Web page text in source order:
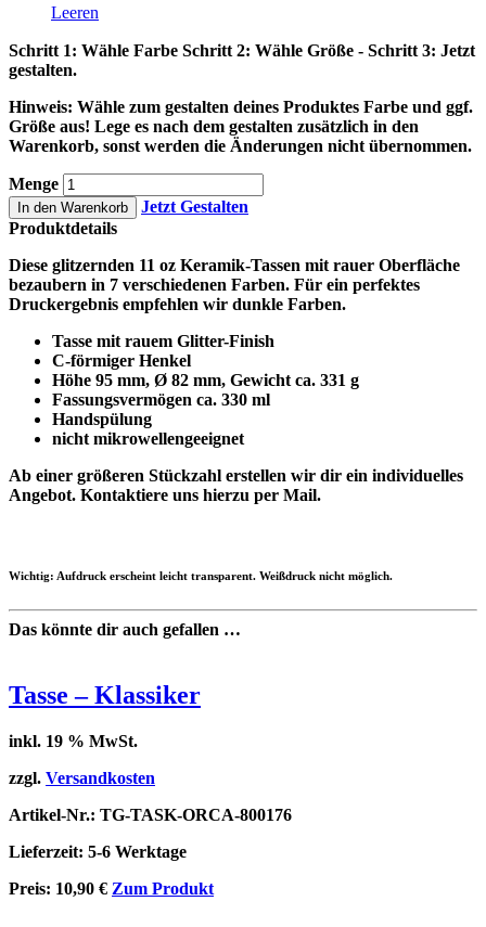
Leeren
Schritt 1: Wähle Farbe Schritt 2: Wähle Größe - Schritt 3: Jetzt
gestalten.
Hinweis: Wähle zum gestalten deines Produktes Farbe und ggf.
Größe aus! Lege es nach dem gestalten zusätzlich in den
Warenkorb, sonst werden die Änderungen nicht übernommen.
Menge
In den Warenkorb
Jetzt Gestalten
Produktdetails
Diese glitzernden 11 oz Keramik-Tassen mit rauer Oberfläche
bezaubern in 7 verschiedenen Farben. Für ein perfektes
Druckergebnis empfehlen wir dunkle Farben.
Tasse mit rauem Glitter-Finish
C-förmiger Henkel
Höhe 95 mm, Ø 82 mm, Gewicht ca. 331 g
Fassungsvermögen ca. 330 ml
Handspülung
nicht mikrowellengeeignet
Ab einer größeren Stückzahl erstellen wir dir ein individuelles
Angebot. Kontaktiere uns hierzu per Mail.
Wichtig: Aufdruck erscheint leicht transparent. Weißdruck nicht möglich.
Das könnte dir auch gefallen …
Tasse – Klassiker
inkl. 19 % MwSt.
zzgl. Versandkosten
Artikel-Nr.: TG-TASK-ORCA-800176
Lieferzeit: 5-6 Werktage
Preis: 10,90 € Zum Produkt